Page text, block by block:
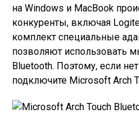
на Windows и MacBook
конкуренты, включая
комплект специальные
позволяют использовать
Bluetooth. Поэтому, если
подключите Microsoft Arch